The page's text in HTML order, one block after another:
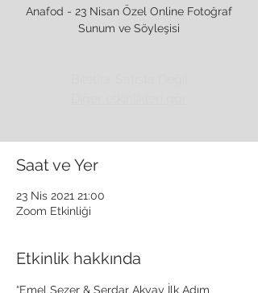
Anafod - 23 Nisan Özel Online Fotoğraf
Sunum ve Söyleşisi
Saat ve Yer
23 Nis 2021 21:00
Zoom Etkinliği
Etkinlik hakkında
“Emel Sezer & Serdar Akyay İlk Adım